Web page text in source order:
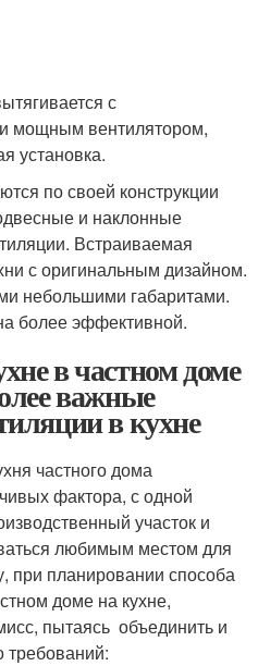
с
мощным вентилятором,
установка.
по своей конструкции
и наклонные
Встраиваемая
с оригинальным дизайном.
небольшими габаритами.
более эффективной.
в частном доме
важные
в кухне
частного дома
фактора, с одной
участок и
любимым местом для
при планировании способа
доме на кухне,
пытаясь объединить и
требований: